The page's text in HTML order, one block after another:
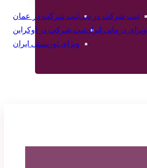
ثبت شرکت در عمانثبت شرکت در دبی
ثبت شرکت در اوکراینویزای درمانی ایران
ویزای توریستی ایران